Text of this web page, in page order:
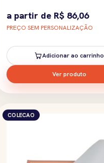
a partir de R$ 86,06
PREÇO SEM PERSONALIZAÇÃO
Adicionar ao carrinho
Ver produto
COLECAO